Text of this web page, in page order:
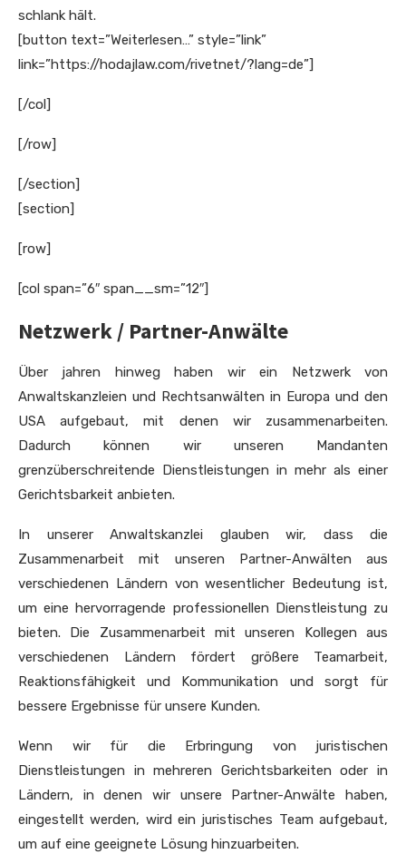
schlank hält.
[button text=”Weiterlesen…” style=”link”
link=”https://hodajlaw.com/rivetnet/?lang=de”]
[/col]
[/row]
[/section]
[section]
[row]
[col span=”6″ span__sm=”12″]
Netzwerk / Partner-Anwälte
Über jahren hinweg haben wir ein Netzwerk von
Anwaltskanzleien und Rechtsanwälten in Europa und den
USA aufgebaut, mit denen wir zusammenarbeiten.
Dadurch können wir unseren Mandanten
grenzüberschreitende Dienstleistungen in mehr als einer
Gerichtsbarkeit anbieten.
In unserer Anwaltskanzlei glauben wir, dass die
Zusammenarbeit mit unseren Partner-Anwälten aus
verschiedenen Ländern von wesentlicher Bedeutung ist,
um eine hervorragende professionellen Dienstleistung zu
bieten. Die Zusammenarbeit mit unseren Kollegen aus
verschiedenen Ländern fördert größere Teamarbeit,
Reaktionsfähigkeit und Kommunikation und sorgt für
bessere Ergebnisse für unsere Kunden.
Wenn wir für die Erbringung von juristischen
Dienstleistungen in mehreren Gerichtsbarkeiten oder in
Ländern, in denen wir unsere Partner-Anwälte haben,
eingestellt werden, wird ein juristisches Team aufgebaut,
um auf eine geeignete Lösung hinzuarbeiten.